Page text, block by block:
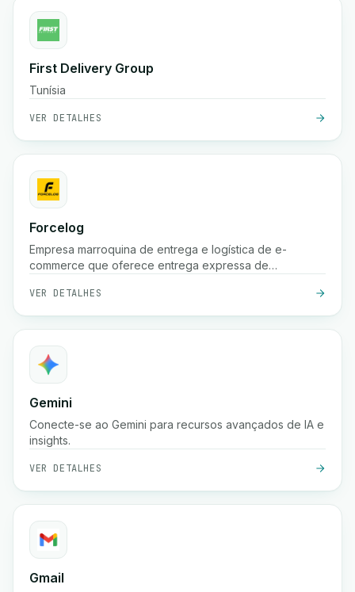
First Delivery Group
Tunísia
VER DETALHES
Forcelog
Empresa marroquina de entrega e logística de e-
commerce que oferece entrega expressa de
cidades, 48 horas nas cidades menores), recolha
gratuita, armazenamento, embalagem e serviços de
rastreamento em todo o país.
VER DETALHES
Gemini
Conecte-se ao Gemini para recursos avançados de IA e
insights.
VER DETALHES
Gmail